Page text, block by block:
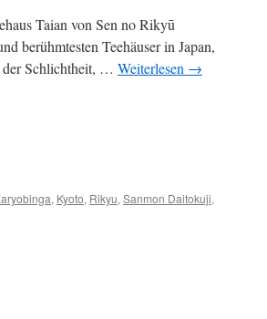
Taian von Sen no Rikyū
berühmtesten Teehäuser in Japan,
der Schlichtheit, … Weiterlesen →
, Kyoto, Rikyu, Sanmon Daitokuji,